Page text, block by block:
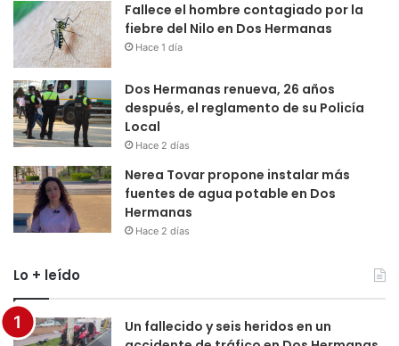
Fallece el hombre contagiado por la
fiebre del Nilo en Dos Hermanas
Hace 1 día
Dos Hermanas renueva, 26 años
después, el reglamento de su Policía
Local
Hace 2 días
Nerea Tovar propone instalar más
fuentes de agua potable en Dos
Hermanas
Hace 2 días
Lo + leído
Un fallecido y seis heridos en un